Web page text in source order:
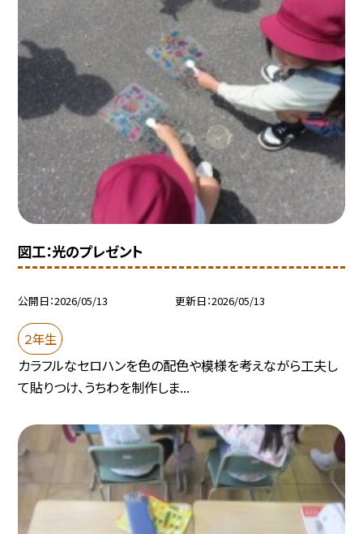
図工：光のプレゼント
公開日 2026/05/13 更新日 2026/05/13
２年生
カラフルなセロハンを色の配色や模様を考えながら工夫し
て貼りつけ、うちわを制作しま...